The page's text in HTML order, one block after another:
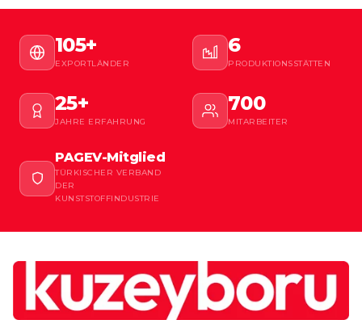
105+
EXPORTLÄNDER
6
PRODUKTIONSSTÄTTEN
25+
JAHRE ERFAHRUNG
700
MITARBEITER
PAGEV-Mitglied
TÜRKISCHER VERBAND
DER
KUNSTSTOFFINDUSTRIE